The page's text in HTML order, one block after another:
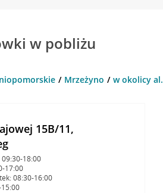
w pobliżu
Mrzeżyno w okolicy
15B/11,
09:30-18:00
17:00
08:30-16:00